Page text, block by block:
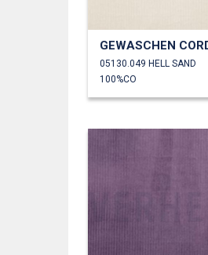
05130.049 HELL SAND
100%CO